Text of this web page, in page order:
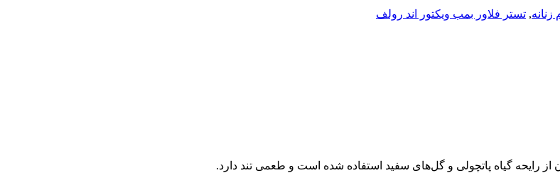
زنانه, تستر فلاور بمب ویکتور اند رولف